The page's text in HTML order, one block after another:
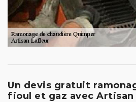
Un devis gratuit
fioul et gaz avec Artisan